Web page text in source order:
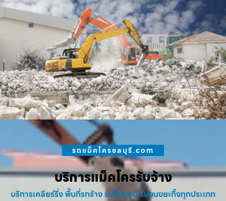
รถแม็คโครชลบุรี.com
บริการแม็คโครรับจ้าง
บริการเคลียร์ริ่ง พื้นที่รกร้าง รับรื้อถอน รับขนขยะทิ้งทุกประเภท